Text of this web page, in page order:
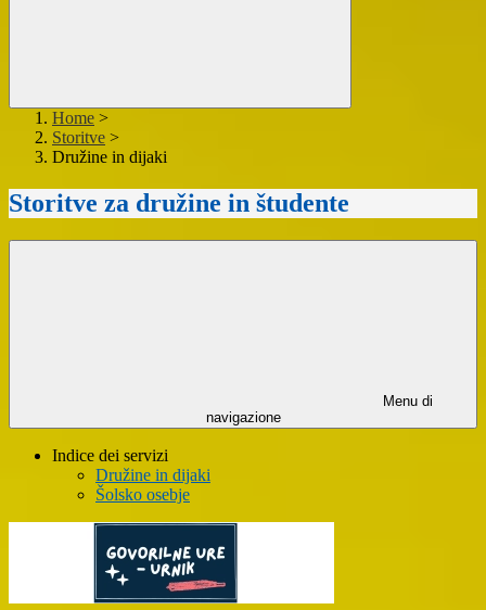
Home >
Storitve >
Družine in dijaki
Storitve za družine in študente
Menu di
navigazione
Indice dei servizi
Družine in dijaki
Šolsko osebje